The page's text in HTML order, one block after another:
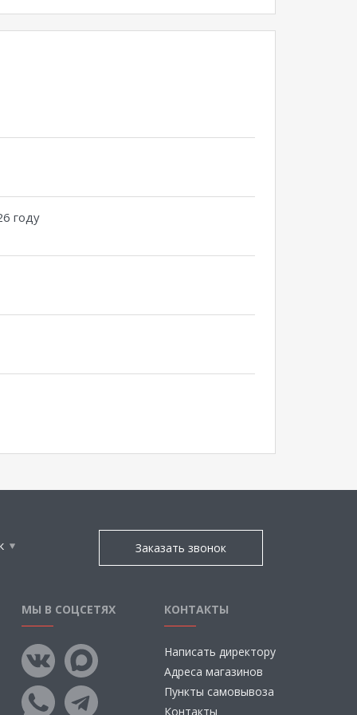
году
Заказать звонок
МЫ В СОЦСЕТЯХ КОНТАКТЫ
Написать директору
Адреса магазинов
Пункты самовывоза
Контакты